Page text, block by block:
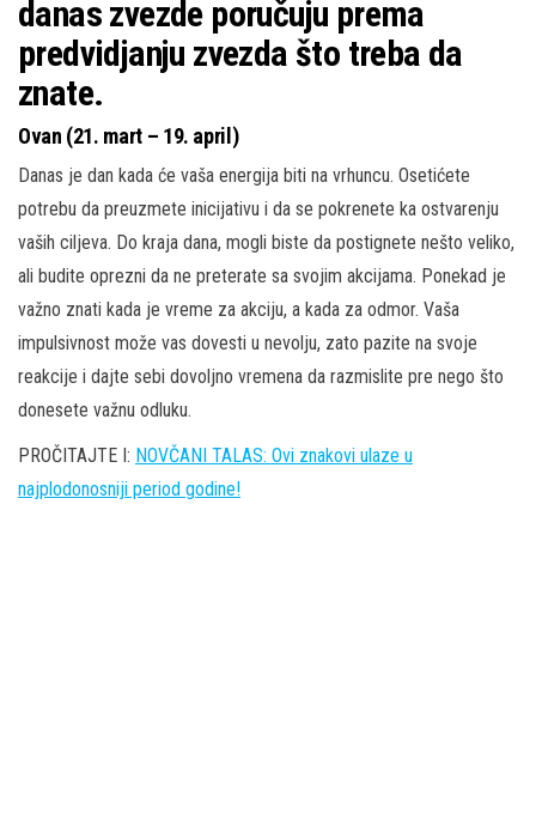
danas zvezde poručuju prema
predvidjanju zvezda što treba da
znate.
Ovan (21. mart – 19. april)
Danas je dan kada će vaša energija biti na vrhuncu. Osetićete
potrebu da preuzmete inicijativu i da se pokrenete ka ostvarenju
vaših ciljeva. Do kraja dana, mogli biste da postignete nešto veliko,
ali budite oprezni da ne preterate sa svojim akcijama. Ponekad je
važno znati kada je vreme za akciju, a kada za odmor. Vaša
impulsivnost može vas dovesti u nevolju, zato pazite na svoje
reakcije i dajte sebi dovoljno vremena da razmislite pre nego što
donesete važnu odluku.
PROČITAJTE I: NOVČANI TALAS: Ovi znakovi ulaze u
najplodonosniji period godine!